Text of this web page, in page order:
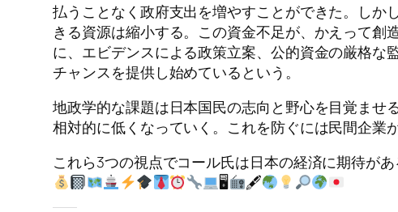
払うことなく政府支出を増やすことができた。し
きる資源は縮小する。この資金不足が、かえって
に、エビデンスによる政策立案、公的資金の厳格な
チャンスを提供し始めているという。
地政学的な課題は日本国民の志向と野心を目覚ませ
相対的に低くなっていく。これを防ぐには民間企業
これら3つの視点でコール氏は日本の経済に期待があ
🖥
🖋